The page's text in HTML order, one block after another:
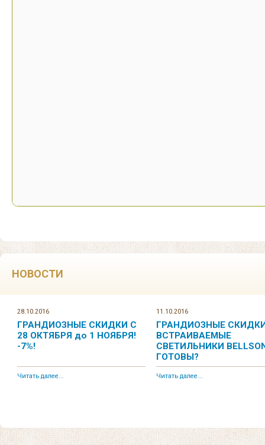
НОВОСТИ
28.10.2016
ГРАНДИОЗНЫЕ СКИДКИ С
28 ОКТЯБРЯ до 1 НОЯБРЯ!
-7%!
Читать далее...
11.10.2016
ГРАНДИОЗНЫЕ
ВСТРАИВАЕМЫЕ
СВЕТИЛЬНИКИ
ГОТОВЫ?
Читать далее...